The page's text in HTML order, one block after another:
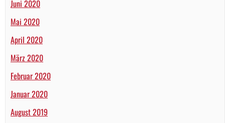
Juni 2020
Mai 2020
April 2020
März 2020
Februar 2020
Januar 2020
August 2019